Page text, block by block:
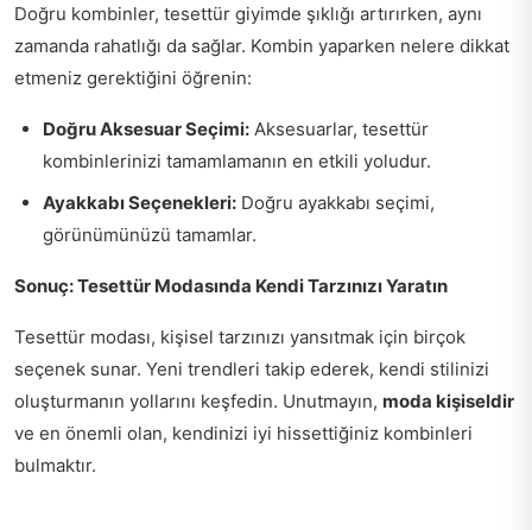
Doğru kombinler, tesettür giyimde şıklığı artırırken, aynı
zamanda rahatlığı da sağlar. Kombin yaparken nelere dikkat
etmeniz gerektiğini öğrenin:
Doğru Aksesuar Seçimi: Aksesuarlar, tesettür
kombinlerinizi tamamlamanın en etkili yoludur.
Ayakkabı Seçenekleri: Doğru ayakkabı seçimi,
görünümünüzü tamamlar.
Sonuç: Tesettür Modasında Kendi Tarzınızı Yaratın
Tesettür modası, kişisel tarzınızı yansıtmak için birçok
seçenek sunar. Yeni trendleri takip ederek, kendi stilinizi
oluşturmanın yollarını keşfedin. Unutmayın, moda kişiseldir
ve en önemli olan, kendinizi iyi hissettiğiniz kombinleri
bulmaktır.